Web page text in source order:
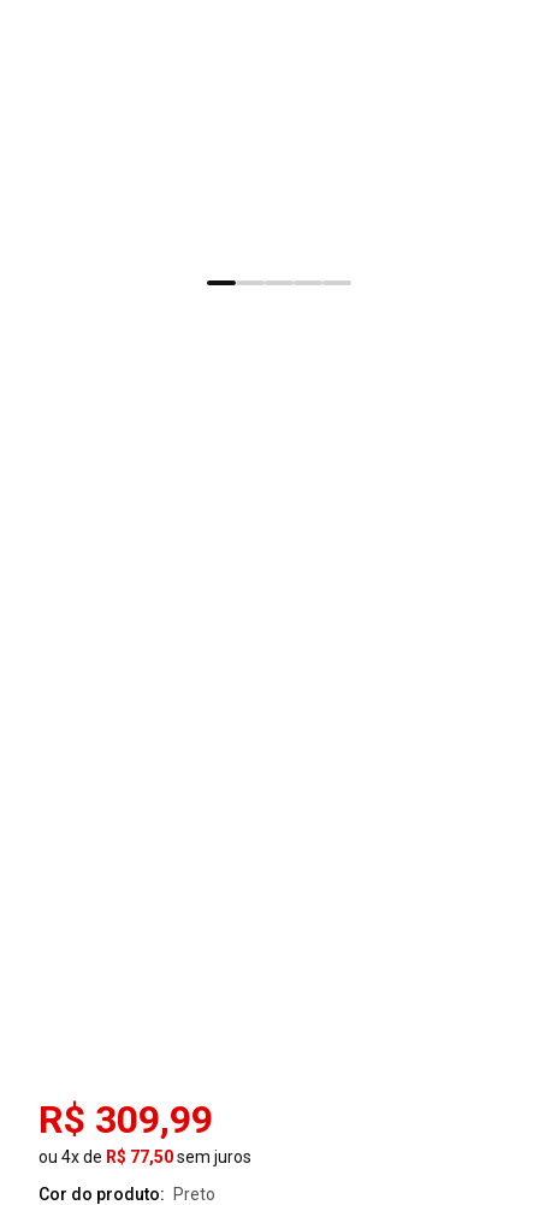
R$ 309,99
ou 4x de R$ 77,50sem juros
Cor do produto:
preto